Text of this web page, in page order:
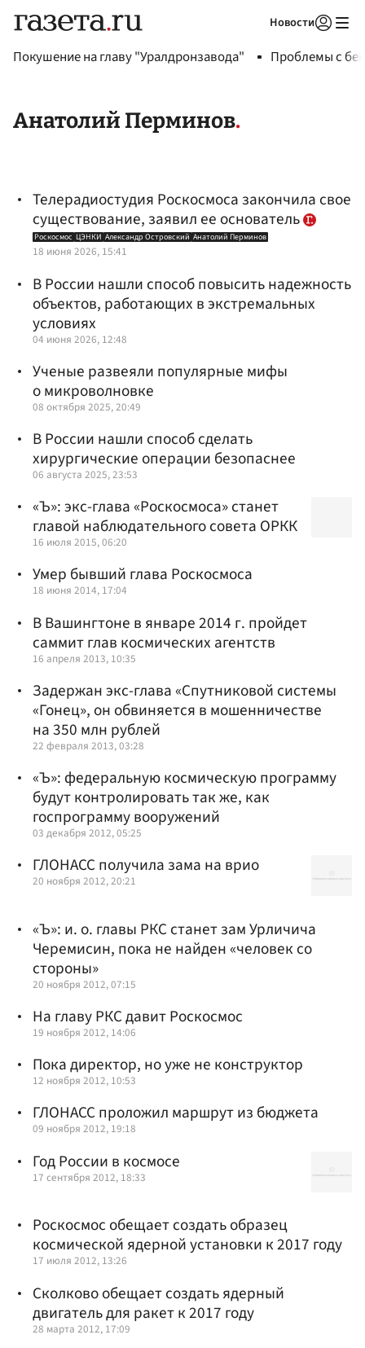
Новости
Покушение на главу "Уралдронзавода" Проблемы с
Анатолий Перминов
Телерадиостудия Роскосмоса закончила свое
существование, заявил ее основатель
Роскосмос ЦЭНКИ Александр Островский Анатолий Перминов
18 июня 2026, 15:41
В России нашли способ повысить надежность
объектов, работающих в экстремальных
условиях
04 июня 2026, 12:48
Ученые развеяли популярные мифы
о микроволновке
08 октября 2025, 20:49
В России нашли способ сделать
хирургические операции безопаснее
06 августа 2025, 23:53
«Ъ»: экс-глава «Роскосмоса» станет
главой наблюдательного совета ОРКК
16 июля 2015, 06:20
Умер бывший глава Роскосмоса
18 июня 2014, 17:04
В Вашингтоне в январе 2014 г. пройдет
саммит глав космических агентств
16 апреля 2013, 10:35
Задержан экс-глава «Спутниковой системы
«Гонец», он обвиняется в мошенничестве
на 350 млн рублей
22 февраля 2013, 03:28
«Ъ»: федеральную космическую программу
будут контролировать так же, как
госпрограмму вооружений
03 декабря 2012, 05:25
ГЛОНАСС получила зама на врио
20 ноября 2012, 20:21
«Ъ»: и. о. главы РКС станет зам Урличича
Черемисин, пока не найден «человек со
стороны»
20 ноября 2012, 07:15
На главу РКС давит Роскосмос
19 ноября 2012, 14:06
Пока директор, но уже не конструктор
12 ноября 2012, 10:53
ГЛОНАСС проложил маршрут из бюджета
09 ноября 2012, 19:18
Год России в космосе
17 сентября 2012, 18:33
Роскосмос обещает создать образец
космической ядерной установки к 2017 году
17 июля 2012, 13:26
Сколково обещает создать ядерный
двигатель для ракет к 2017 году
28 марта 2012, 17:09